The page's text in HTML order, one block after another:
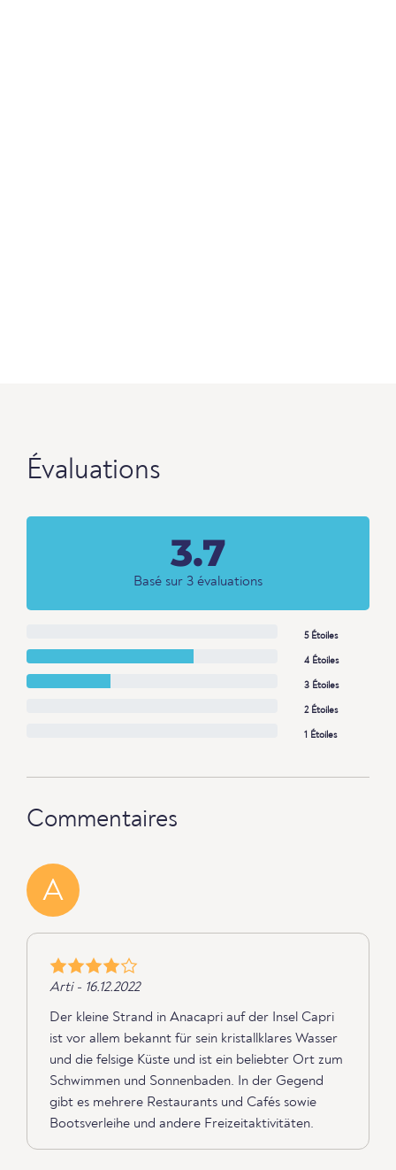
Évaluations
3.7
Basé sur 3 évaluations
5 Étoiles
4 Étoiles
3 Étoiles
2 Étoiles
1 Étoiles
Commentaires
A
Arti - 16.12.2022
Der kleine Strand in Anacapri auf der Insel Capri
ist vor allem bekannt für sein kristallklares Wasser
und die felsige Küste und ist ein beliebter Ort zum
Schwimmen und Sonnenbaden. In der Gegend
gibt es mehrere Restaurants und Cafés sowie
Bootsverleihe und andere Freizeitaktivitäten.